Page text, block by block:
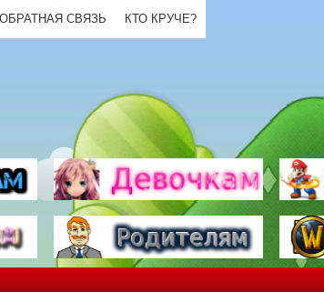
ОБРАТНАЯ СВЯЗЬ КТО КРУЧЕ?